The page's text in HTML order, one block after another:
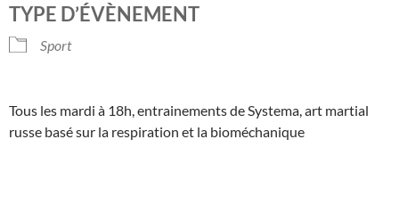
TYPE D’ÉVÈNEMENT
Sport
Tous les mardi à 18h, entrainements de Systema, art martial
russe basé sur la respiration et la bioméchanique